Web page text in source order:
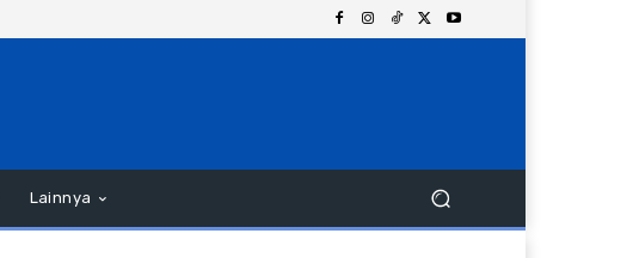
Lainnya